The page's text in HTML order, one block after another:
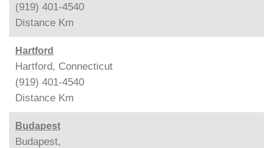
(919) 401-4540
Distance Km
Hartford
Hartford, Connecticut
(919) 401-4540
Distance Km
Budapest
Budapest,